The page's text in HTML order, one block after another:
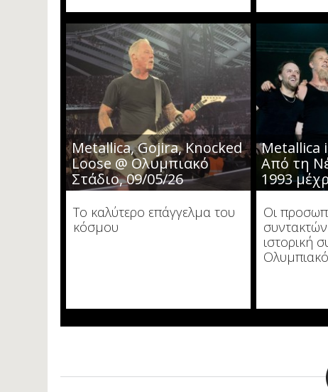
Metallica, Gojira, Knocked
Loose @ Ολυμπιακό
Στάδιο, 09/05/26
Το καλύτερο επάγγελμα του
κόσμου
Metallica
Από τη
1993
Οι
ιστορική